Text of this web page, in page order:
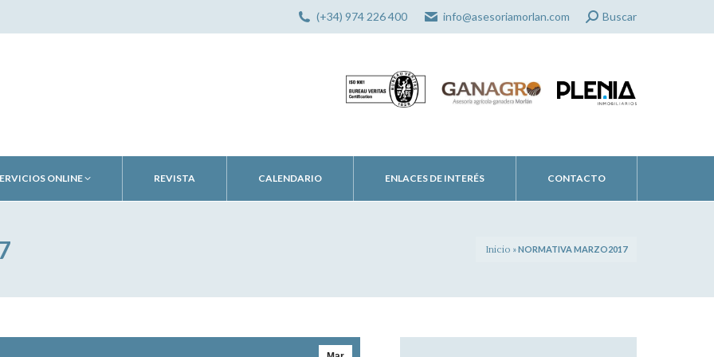
(+34) 974 226 400 info@asesoriamorlan.com Search:
Buscar
ONLINE REVISTA CALENDARIO ENLACES DE INTERÉS CONTACTO
Inicio »NORMATIVA MARZO2017